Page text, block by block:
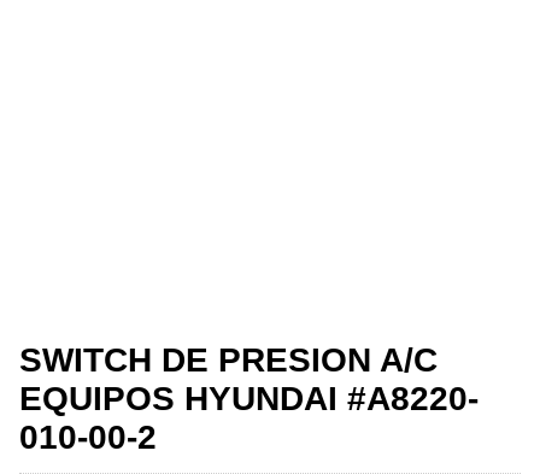
SWITCH DE PRESION A/C
EQUIPOS HYUNDAI #A8220-
010-00-2